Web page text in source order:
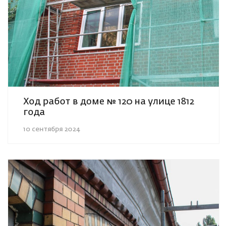
Ход работ в доме № 120 на улице 1812
года
10 сентября 2024